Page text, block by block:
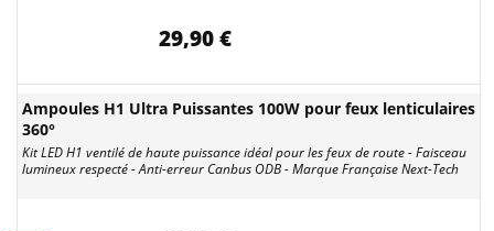
29,90 €
Ampoules H1 Ultra Puissantes 100W pour feux lenticulaires
360°
Kit LED H1 ventilé de haute puissance idéal pour les feux de route - Faisceau
lumineux respecté - Anti-erreur Canbus ODB - Marque Française Next-Tech